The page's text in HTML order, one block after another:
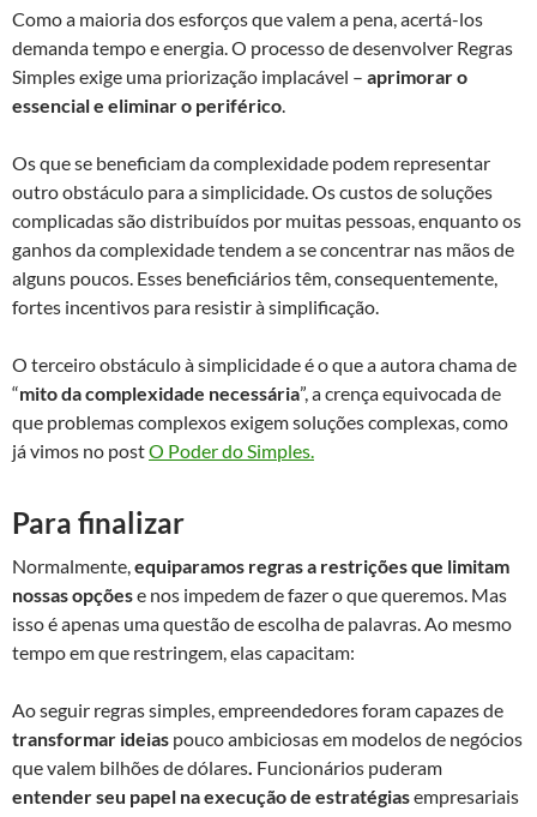
Como a maioria dos esforços que valem a pena, acertá-los
demanda tempo e energia. O processo de desenvolver Regras
Simples exige uma priorização implacável – aprimorar o
essencial e eliminar o periférico.
Os que se beneficiam da complexidade podem representar
outro obstáculo para a simplicidade. Os custos de soluções
complicadas são distribuídos por muitas pessoas, enquanto os
ganhos da complexidade tendem a se concentrar nas mãos de
alguns poucos. Esses beneficiários têm, consequentemente,
fortes incentivos para resistir à simplificação.
O terceiro obstáculo à simplicidade é o que a autora chama de
“mito da complexidade necessária”, a crença equivocada de
que problemas complexos exigem soluções complexas, como
já vimos no postO Poder do Simples.
Para finalizar
Normalmente,equiparamos regras a restrições que limitam
nossas opçõese nos impedem de fazer o que queremos. Mas
isso é apenas uma questão de escolha de palavras. Ao mesmo
tempo em que restringem, elas capacitam:
Ao seguir regras simples, empreendedores foram capazes de
transformar ideias pouco ambiciosas em modelos de negócios
que valem bilhões de dólares. Funcionários puderam
entender seu papel na execução de estratégiasempresariais